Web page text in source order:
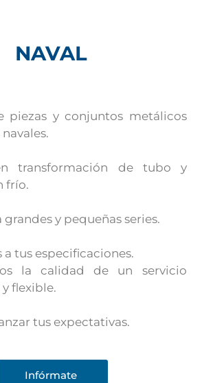
NAVAL
piezas y conjuntos metálicos
transformación de tubo y
frío.
y pequeñas series.
tus especificaciones.
la calidad de un servicio
flexible.
tus expectativas.
Infórmate